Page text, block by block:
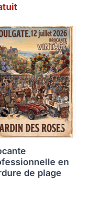
en
de plage